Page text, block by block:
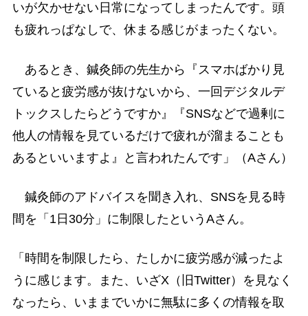
いが欠かせない日常になってしまったんです。頭
も疲れっぱなしで、休まる感じがまったくない。
あるとき、鍼灸師の先生から『スマホばかり見
ていると疲労感が抜けないから、一回デジタルデ
トックスしたらどうですか』『SNSなどで過剰に
他人の情報を見ているだけで疲れが溜まることも
あるといいますよ』と言われたんです」（Aさん）
鍼灸師のアドバイスを聞き入れ、SNSを見る時
間を「1日30分」に制限したというAさん。
「時間を制限したら、たしかに疲労感が減ったよ
うに感じます。また、いざX（旧Twitter）を見なく
なったら、いままでいかに無駄に多くの情報を取